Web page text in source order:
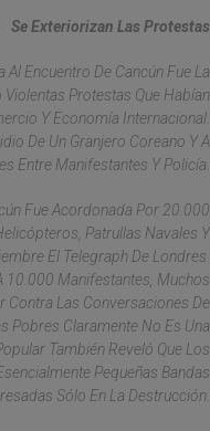
Se Exteriorizan Las Protestas
Al Encuentro De Cancún Fue La
Violentas Protestas Que Habían
Y Economía Internacional.
De Un Granjero Coreano Y A
Entre Manifestantes Y Policía.
Fue Acordonada Por 20.000
Patrullas Navales Y
El Telegraph De Londres.
10.000 Manifestantes, Muchos
Contra Las Conversaciones De
Pobres Claramente No Es Una
También Reveló Que Los
Pequeñas Bandas
Sólo En La Destrucción.